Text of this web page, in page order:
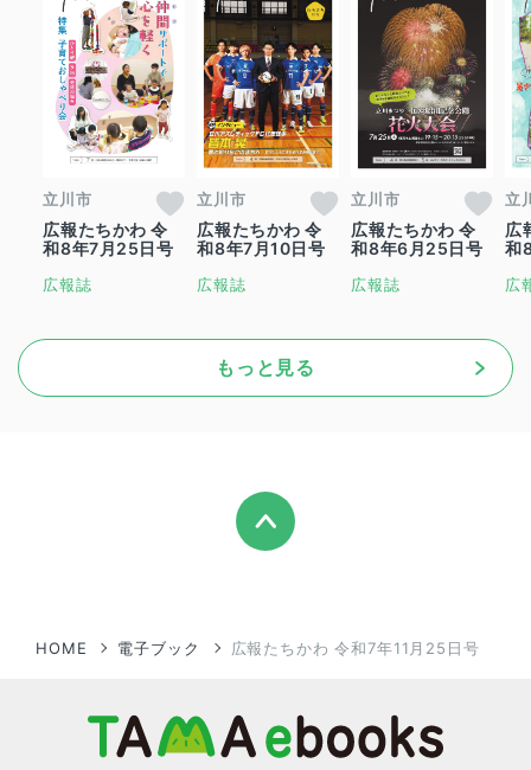
立川市
広報たちかわ 令
和8年7月25日号
広報誌
立川市
広報たちかわ 令
和8年7月10日号
広報誌
立川市
広報たちかわ 令
和8年6月25日号
広報誌
立
広
和
広
もっと見る
HOME 電子ブック 広報たちかわ 令和7年11月25日号